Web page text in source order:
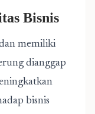
Bisnis
memiliki
dianggap
bisnis